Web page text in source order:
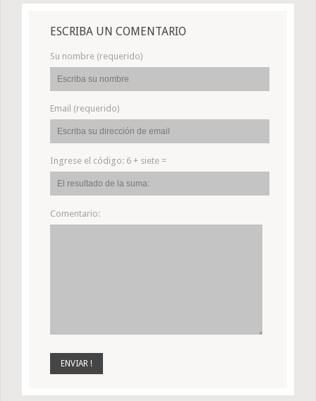
ESCRIBA UN COMENTARIO
Su nombre (requerido)
Email (requerido)
Ingrese el código: 6 + siete =
Comentario: